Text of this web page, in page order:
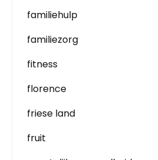
familiehulp
familiezorg
fitness
florence
friese land
fruit